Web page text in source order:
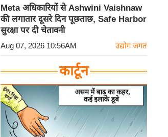
Meta अधिकारियों से Ashwini Vaishnaw
की लगातार दूसरे दिन पूछताछ, Safe Harbor
सुरक्षा पर दी चेतावनी
Aug 07, 2026 10:56AM उद्योग जगत
कार्टून